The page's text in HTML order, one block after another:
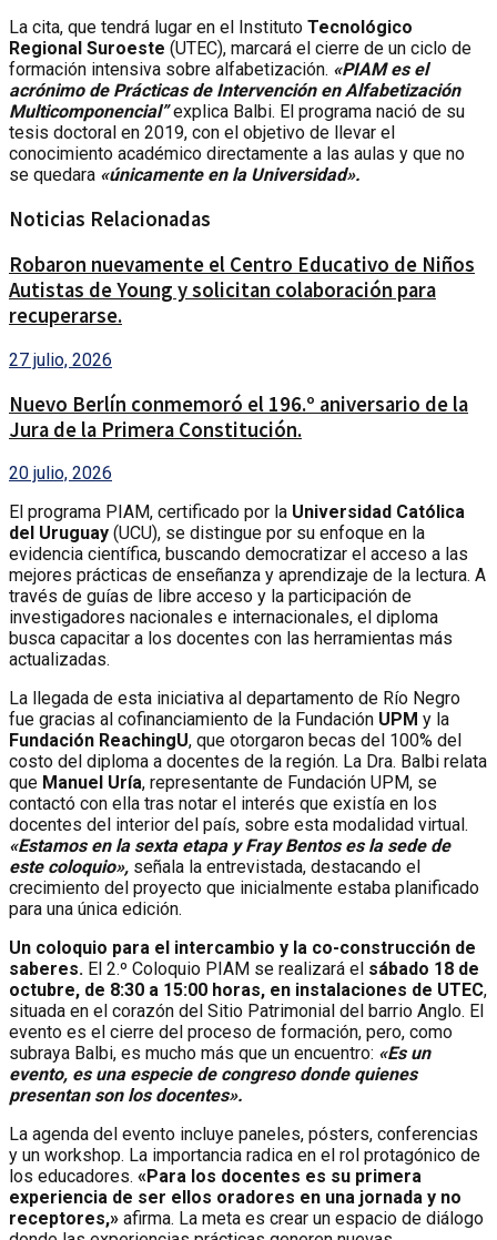
La cita, que tendrá lugar en el Instituto Tecnológico
Regional Suroeste (UTEC), marcará el cierre de un ciclo de
formación intensiva sobre alfabetización. «PIAM es el
acrónimo de Prácticas de Intervención en Alfabetización
Multicomponencial”explica Balbi. El programa nació de su
tesis doctoral en 2019, con el objetivo de llevar el
conocimiento académico directamente a las aulas y que no
se quedara «únicamente en la Universidad».
Noticias Relacionadas
Robaron nuevamente el Centro Educativo de Niños
Autistas de Young y solicitan colaboración para
recuperarse.
27 julio, 2026
Nuevo Berlín conmemoró el 196.º aniversario de la
Jura de la Primera Constitución.
20 julio, 2026
El programa PIAM, certificado por la Universidad Católica
del Uruguay (UCU), se distingue por su enfoque en la
evidencia científica, buscando democratizar el acceso a las
mejores prácticas de enseñanza y aprendizaje de la lectura. A
través de guías de libre acceso y la participación de
investigadores nacionales e internacionales, el diploma
busca capacitar a los docentes con las herramientas más
actualizadas.
La llegada de esta iniciativa al departamento de Río Negro
fue gracias al cofinanciamiento de la Fundación UPM y la
Fundación ReachingU, que otorgaron becas del 100% del
costo del diploma a docentes de la región. La Dra. Balbi relata
que Manuel Uría, representante de Fundación UPM, se
contactó con ella tras notar el interés que existía en los
docentes del interior del país, sobre esta modalidad virtual.
«Estamos en la sexta etapa y Fray Bentos es la sede de
este coloquio», señala la entrevistada, destacando el
crecimiento del proyecto que inicialmente estaba planificado
para una única edición.
Un coloquio para el intercambio y la co-construcción de
saberes. El 2.º Coloquio PIAM se realizará el sábado 18 de
octubre, de 8:30 a 15:00 horas, en instalaciones de UTEC,
situada en el corazón del Sitio Patrimonial del barrio Anglo. El
evento es el cierre del proceso de formación, pero, como
subraya Balbi, es mucho más que un encuentro: «Es un
evento, es una especie de congreso donde quienes
presentan son los docentes».
La agenda del evento incluye paneles, pósters, conferencias
y un workshop. La importancia radica en el rol protagónico de
los educadores. «Para los docentes es su primera
experiencia de ser ellos oradores en una jornada y no
receptores,» afirma. La meta es crear un espacio de diálogo